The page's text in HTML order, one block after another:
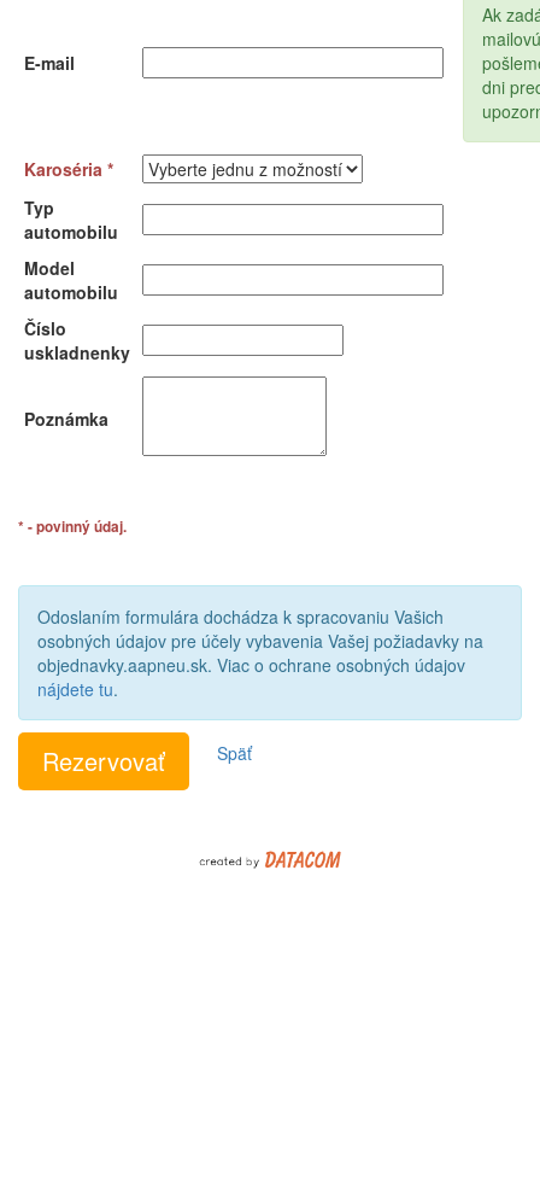
E-mail
Ak
dni
Karoséria *
Typ
automobilu
Model
automobilu
Číslo
uskladnenky
Poznámka
* - povinný údaj.
Odoslaním formulára dochádza k spracovaniu Vašich
osobných údajov pre účely vybavenia Vašej požiadavky na
objednavky.aapneu.sk. Viac o ochrane osobných údajov
nájdete tu.
Späť